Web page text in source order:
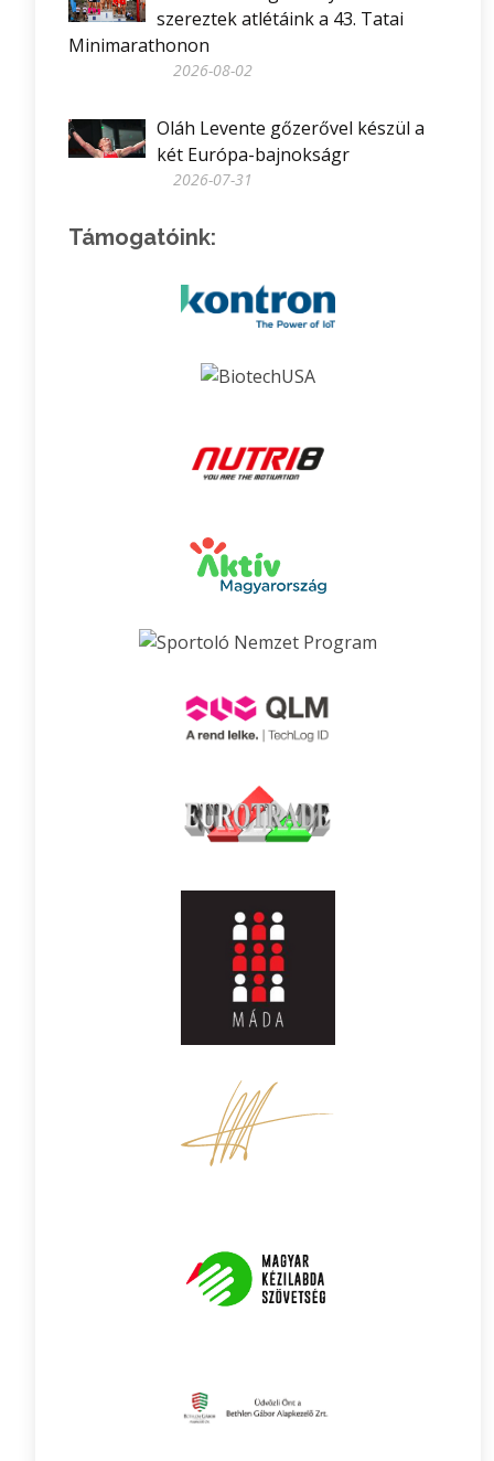
szereztek atlétáink a 43. Tatai
Minimarathonon
2026-08-02
Oláh Levente gőzerővel készül a
két Európa-bajnokságr
2026-07-31
Támogatóink: